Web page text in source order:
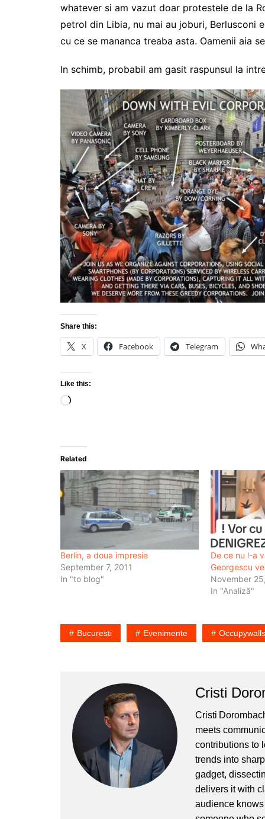
whatever si am vazut doar protestele de la
petrol din Libia, nu mai au joburi, Berlusconi
cu ce se mananca treaba asta. Oamenii aia
In schimb, probabil am gasit raspunsul la
Share this:
X Facebook Telegram
Like this:
Loading…
Related
Berlin, a doua impresie
September 7, 2011
In "to blog"
De ce nu l-a
Georgescu
November
In "Analiză"
Bucuresti Evenimente
Cristi
Cristi
meets
contributions to
trends into
gadget,
delivers it with
audience